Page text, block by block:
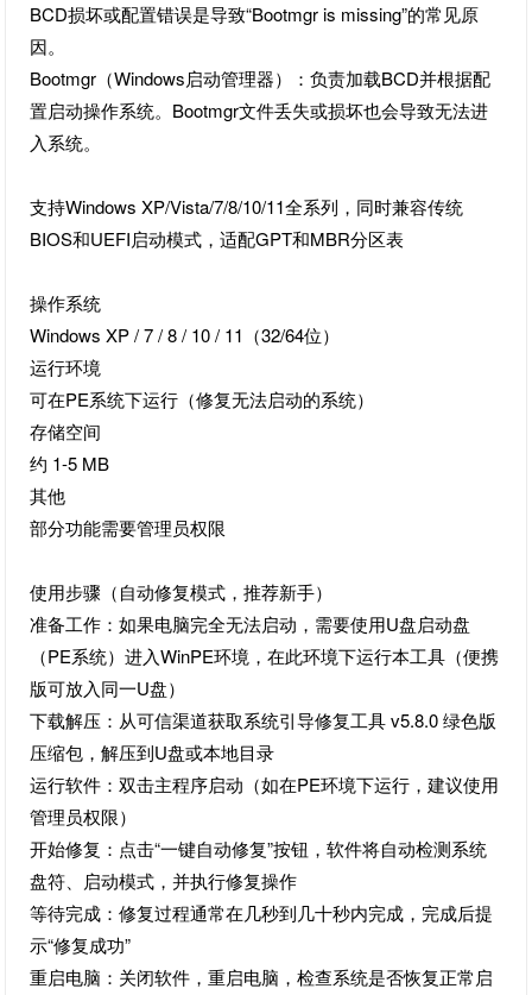
BCD损坏或配置错误是导致“Bootmgr is missing”的常见原
因。
Bootmgr（Windows启动管理器）：负责加载BCD并根据配
置启动操作系统。Bootmgr文件丢失或损坏也会导致无法进
入系统。
支持Windows XP/Vista/7/8/10/11全系列，同时兼容传统
BIOS和UEFI启动模式，适配GPT和MBR分区表
操作系统
Windows XP / 7 / 8 / 10 / 11（32/64位）
运行环境
可在PE系统下运行（修复无法启动的系统）
存储空间
约 1-5 MB
其他
部分功能需要管理员权限
使用步骤（自动修复模式，推荐新手）
准备工作：如果电脑完全无法启动，需要使用U盘启动盘
（PE系统）进入WinPE环境，在此环境下运行本工具（便携
版可放入同一U盘）
下载解压：从可信渠道获取系统引导修复工具 v5.8.0 绿色版
压缩包，解压到U盘或本地目录
运行软件：双击主程序启动（如在PE环境下运行，建议使用
管理员权限）
开始修复：点击“一键自动修复”按钮，软件将自动检测系统
盘符、启动模式，并执行修复操作
等待完成：修复过程通常在几秒到几十秒内完成，完成后提
示“修复成功”
重启电脑：关闭软件，重启电脑，检查系统是否恢复正常启